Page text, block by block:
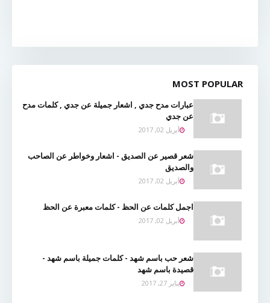
MOST POPULAR
عبارات مدح جدي , اشعار جميلة عن جدي , كلمات مدح
عن جدي
أبريل 02, 2017
شعر قصير عن الصديق - اشعار وخواطر عن الصاحب
والصديق
أبريل 02, 2017
اجمل كلمات عن الحظ - كلمات معبرة عن الحظ
أبريل 02, 2017
شعر حب باسم شهد - كلمات جميلة باسم شهد -
قصيدة باسم شهد
يناير 27, 2017